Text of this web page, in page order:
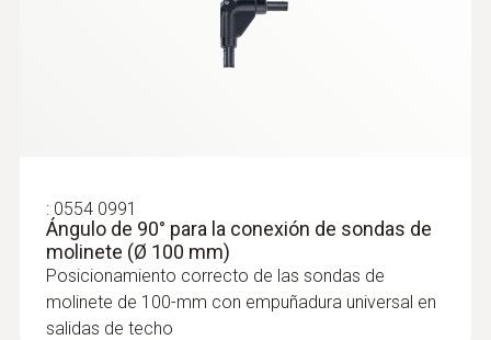
: 0554 0991
Ángulo de 90° para la conexión de sondas de
molinete (Ø 100 mm)
Posicionamiento correcto de las sondas de
molinete de 100-mm con empuñadura universal en
salidas de techo